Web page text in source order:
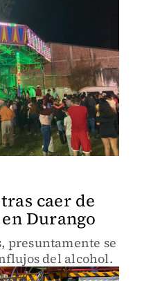
caer de
Durango
presuntamente se
del alcohol.